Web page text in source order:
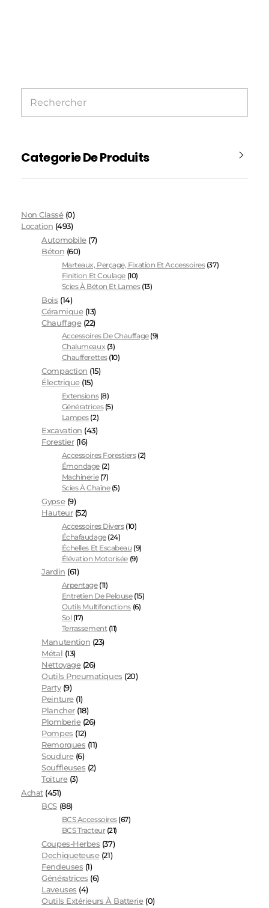
Categorie De Produits
Non Classé (0)
Location (493)
Automobile (7)
Béton (60)
Marteaux, Perçage, Fixation Et Accessoires (37)
Finition Et Coulage (10)
Scies À Béton Et Lames (13)
Bois (14)
Céramique (13)
Chauffage (22)
Accessoires De Chauffage (9)
Chalumeaux (3)
Chaufferettes (10)
Compaction (15)
Électrique (15)
Extensions (8)
Génératrices (5)
Lampes (2)
Excavation (43)
Forestier (16)
Accessoires Forestiers (2)
Émondage (2)
Machinerie (7)
Scies À Chaîne (5)
Gypse (9)
Hauteur (52)
Accessoires Divers (10)
Échafaudage (24)
Échelles Et Escabeau (9)
Élévation Motorisée (9)
Jardin (61)
Arpentage (11)
Entretien De Pelouse (15)
Outils Multifonctions (6)
Sol (17)
Terrassement (11)
Manutention (23)
Métal (13)
Nettoyage (26)
Outils Pneumatiques (20)
Party (9)
Peinture (1)
Plancher (18)
Plomberie (26)
Pompes (12)
Remorques (11)
Soudure (6)
Souffleuses (2)
Toiture (3)
Achat (451)
BCS (88)
BCS Accessoires (67)
BCS Tracteur (21)
Coupes-Herbes (37)
Dechiqueteuse (21)
Fendeuses (1)
Génératrices (6)
Laveuses (4)
Outils Extérieurs À Batterie (0)